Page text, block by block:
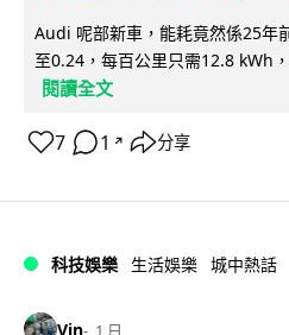
Audi 呢部新車，能耗竟然係25年
至0.24，每百公里只需12.8 kWh
閱讀全文
7 1 ↗ 分享
科技娛樂 生活娛樂 城中熱話
Vin 1 日